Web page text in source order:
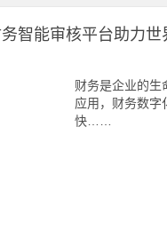
智能审核平台助力
财务是企业的生
应用，财务数字
快……